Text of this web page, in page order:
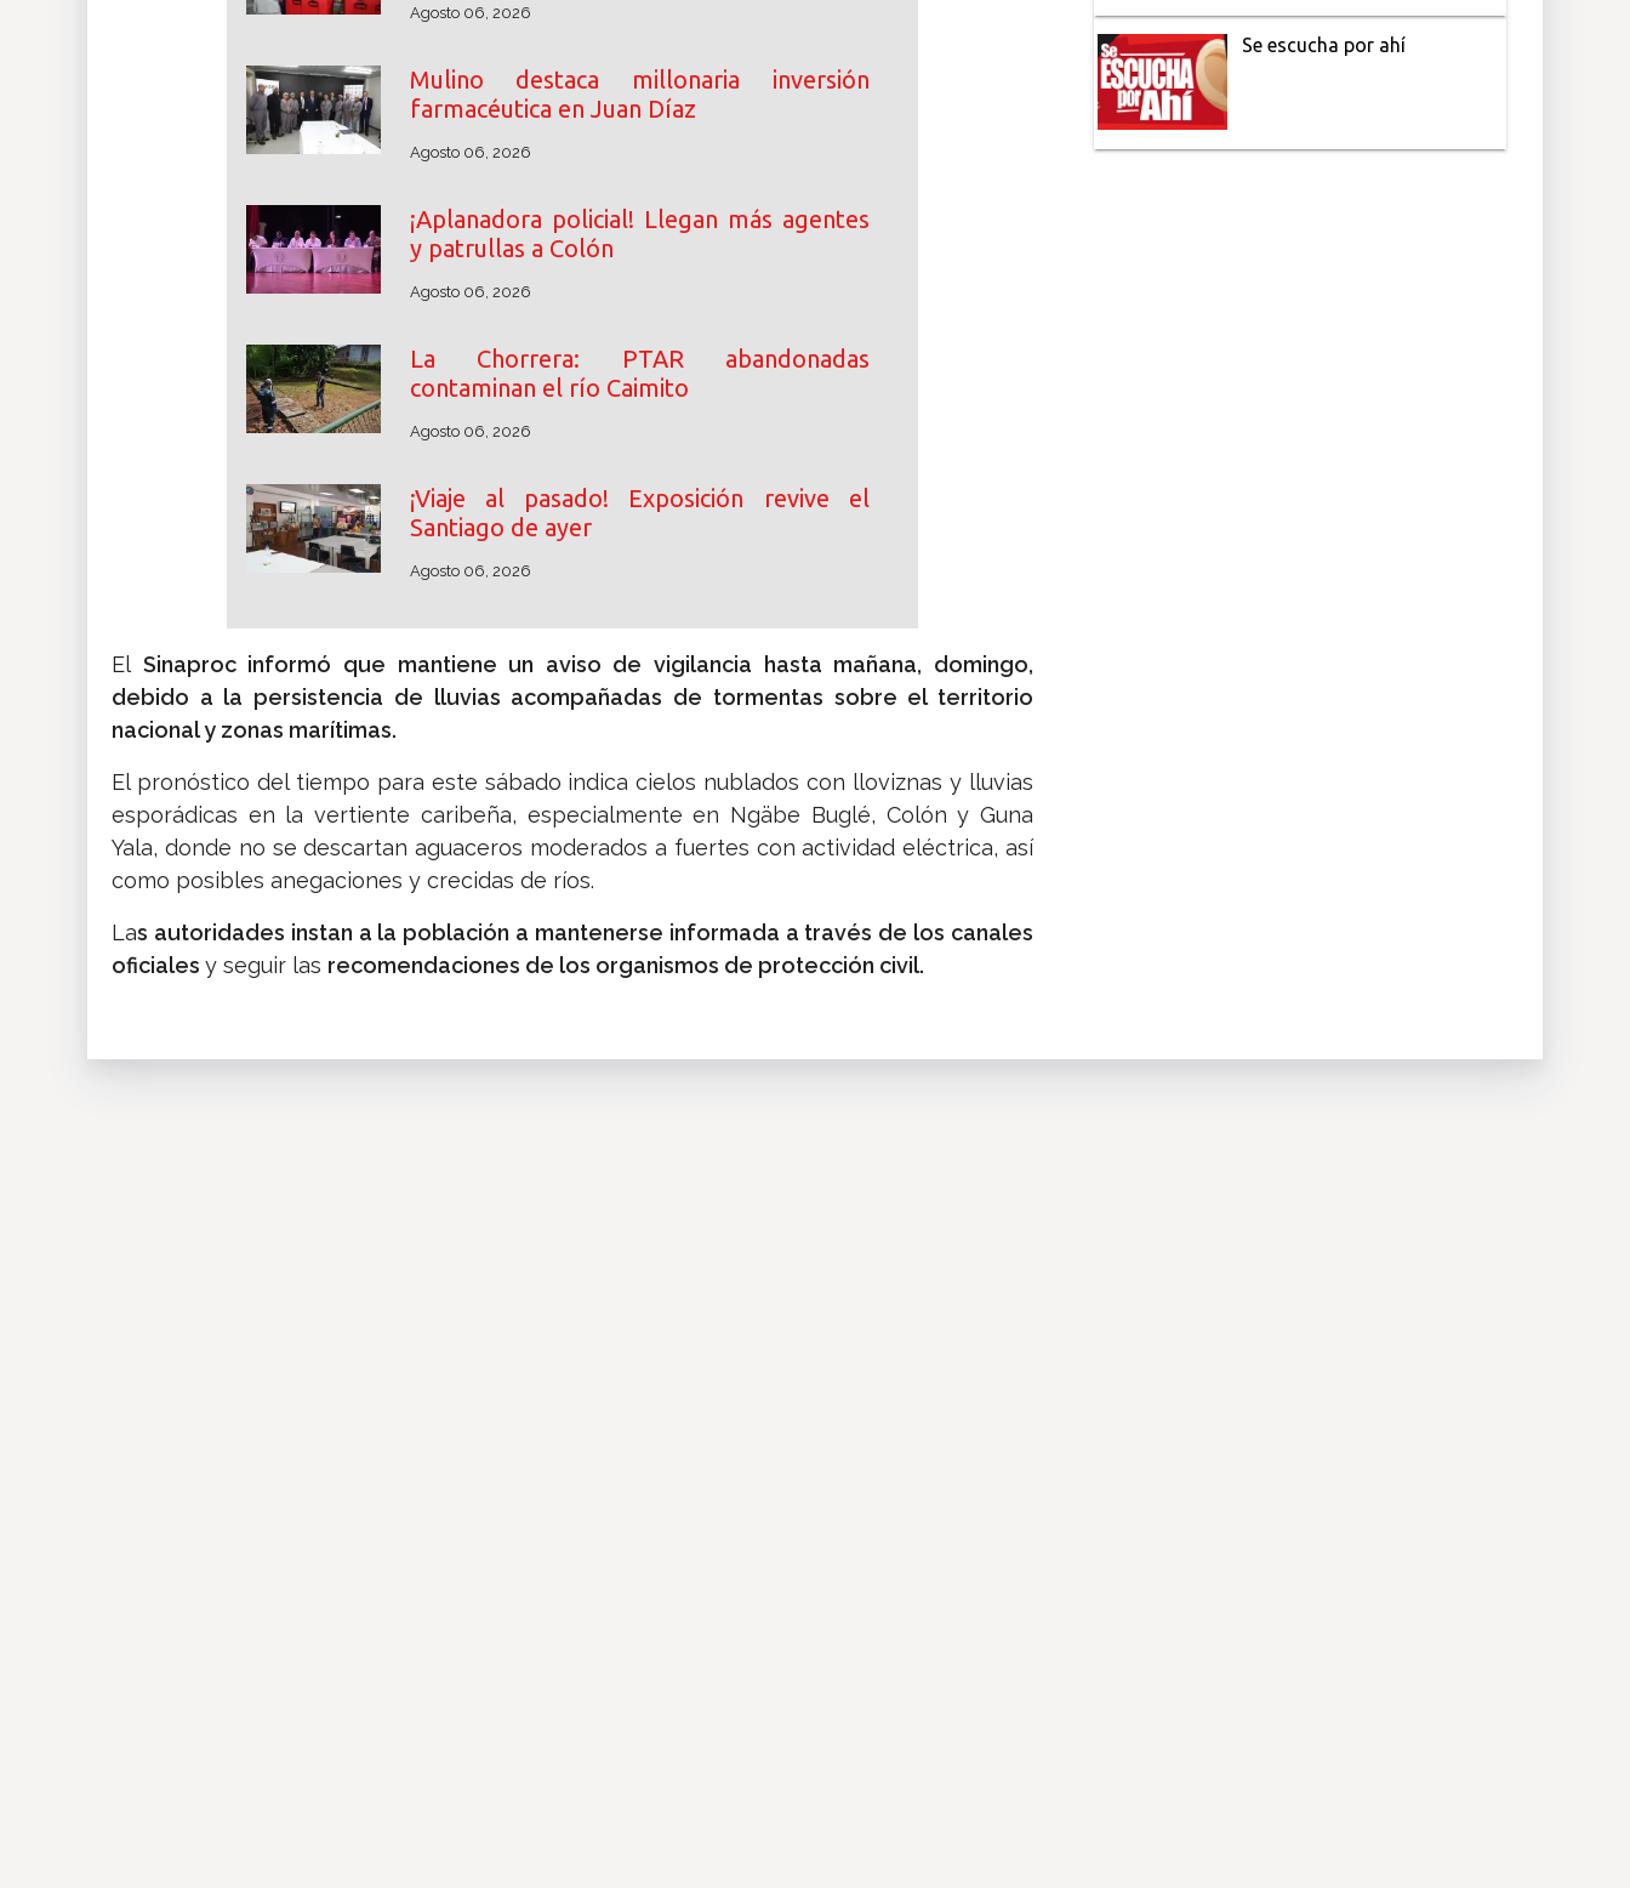
Agosto 06, 2026
Mulino destaca millonaria inversión
farmacéutica en Juan Díaz
Agosto 06, 2026
¡Aplanadora policial! Llegan más agentes
y patrullas a Colón
Agosto 06, 2026
La Chorrera: PTAR abandonadas
contaminan el río Caimito
Agosto 06, 2026
¡Viaje al pasado! Exposición revive el
Santiago de ayer
Agosto 06, 2026
El Sinaproc informó que mantiene un aviso de vigilancia hasta mañana, domingo,
debido a la persistencia de lluvias acompañadas de tormentas sobre el territorio
nacional y zonas marítimas.
El pronóstico del tiempo para este sábado indica cielos nublados con lloviznas y lluvias
esporádicas en la vertiente caribeña, especialmente en Ngäbe Buglé, Colón y Guna
Yala, donde no se descartan aguaceros moderados a fuertes con actividad eléctrica, así
como posibles anegaciones y crecidas de ríos.
Las autoridades instan a la población a mantenerse informada a través de los canales
oficiales y seguir las recomendaciones de los organismos de protección civil.
Se escucha por ahí